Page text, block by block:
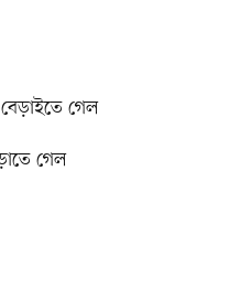
বেড়াইতে গেল
গেল